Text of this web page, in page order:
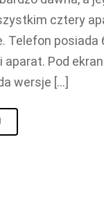
cztery
Telefon
aparat. Pod
wersje […]